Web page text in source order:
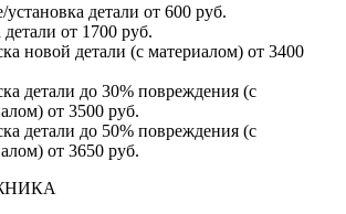
установка детали от 600 руб.
детали от 1700 руб.
новой детали (с материалом) от 3400
детали до 30% повреждения (с
от 3500 руб.
детали до 50% повреждения (с
от 3650 руб.